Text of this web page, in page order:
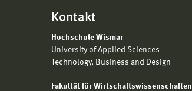
Kontakt
Hochschule Wismar
University of Applied Sciences
Technology, Business and Design
Fakultät für Wirtschaftswissenschaften